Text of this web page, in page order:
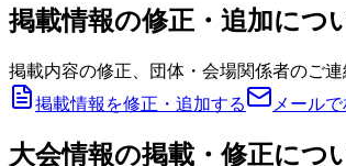
掲載情報の修正・追加につ
掲載内容の修正、団体・会場関係者のご
掲載情報を修正・追加する
メール
大会情報の掲載・修正につ